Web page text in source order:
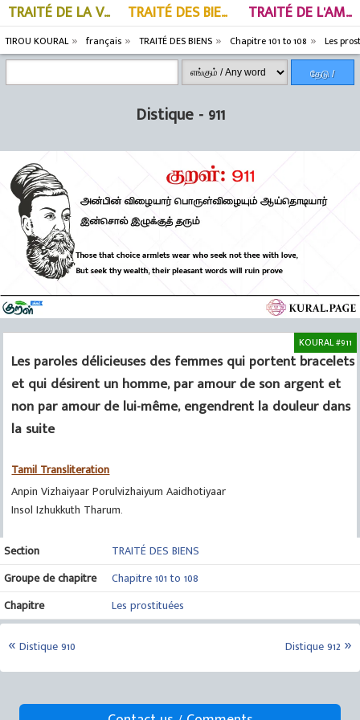
TRAITÉ DE LA VERTU TRAITÉ DES BIENS TRAITÉ DE L'AMOUR
TIROU KOURAL français TRAITÉ DES BIENS Chapitre 101 to 108 Les
தேடு /
Distique - 911
KOURAL #911
Les paroles délicieuses des femmes qui portent bracelets
et qui désirent un homme, par amour de son argent et
non par amour de lui-même, engendrent la douleur dans
la suite
Tamil Transliteration
Anpin Vizhaiyaar Porulvizhaiyum Aaidhotiyaar
Insol Izhukkuth Tharum.
Section
TRAITÉ DES BIENS
Groupe de chapitre
Chapitre 101 to 108
Chapitre
Les prostituées
Distique 910 Distique 912